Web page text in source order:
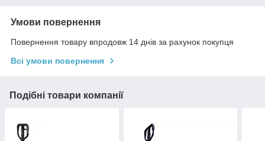
Умови повернення
Повернення товару впродовж 14 днів за рахунок покупця
Всі умови повернення
Подібні товари компанії